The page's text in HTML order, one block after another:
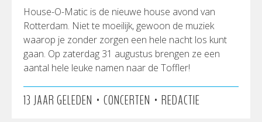
House-O-Matic is de nieuwe house avond van
Rotterdam. Niet te moeilijk, gewoon de muziek
waarop je zonder zorgen een hele nacht los kunt
gaan. Op zaterdag 31 augustus brengen ze een
aantal hele leuke namen naar de Toffler!
13 JAAR GELEDEN • CONCERTEN • REDACTIE